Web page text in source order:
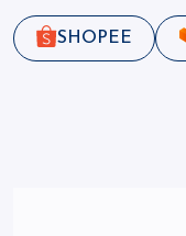
SHOPEE